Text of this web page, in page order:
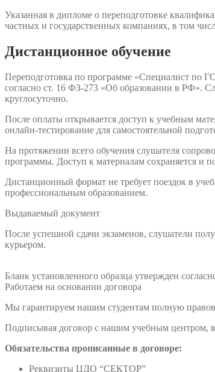
Указанная в дипломе о переподготовке
частных и государственных компаниях, в том
Дистанционное обучение
Переподготовка по программе «Специалист по
согласно ст. 16 ФЗ-273 «Об образовании в РФ».
круглосуточно.
После оплаты открывается доступ к учебным
онлайн-тестирование для самостоятельной
На протяжении всего обучения слушателя
программы. Доступ к материалам сохраняется и
Дистанционный формат не требует поездок в
профессиональным образованием.
Выдаваемый документ
После успешной сдачи экзаменов, слушатели
курьером.
Бланк установленного образца утвержден
Работаем на основании договора
Мы гарантируем нашим студентам полную
Подписывая договор с нашим учебным центром,
Обязательства прописанные в договоре:
Реквизиты ЦДО “СЕКТОР”